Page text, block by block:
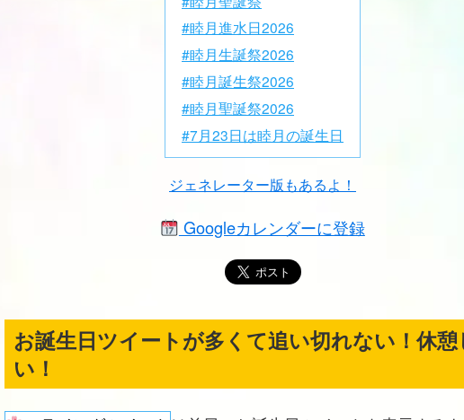
#睦月進水日2026
#睦月生誕祭2026
#睦月誕生祭2026
#睦月聖誕祭2026
#7月23日は睦月の誕生日
ジェネレーター版もあるよ！
Googleカレンダーに登録
お誕生日ツイートが多くて追い切れない！休
い！